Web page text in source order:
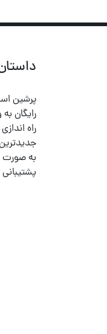
رایگان
راه
به صورت